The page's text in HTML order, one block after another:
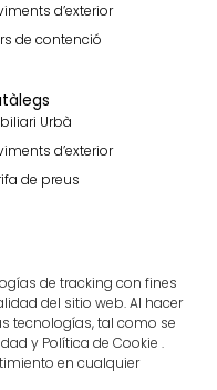
de tracking con fines
del sitio web. Al hacer
tecnologías, tal como se
y Política de Cookie .
en cualquier
d’exterior
de contenció
Urbà
d’exterior
de preus